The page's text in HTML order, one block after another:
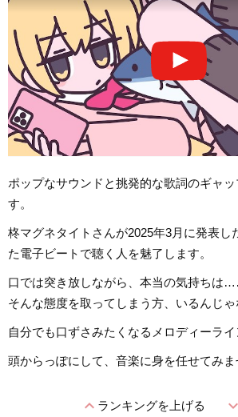
ポップなサウンドと挑発的な歌詞のギャ
す。
柊マグネタイトさんが2025年3月に発表し
た電子ビートで聴く人を魅了します。
口では突き放しながら、本当の気持ちは
そんな態度を取ってしまう方、いるんじゃ
自分でも口ずさみたくなるメロディーライ
頭からっぽにして、音楽に身を任せてみま
expand_lessランキングを上げる